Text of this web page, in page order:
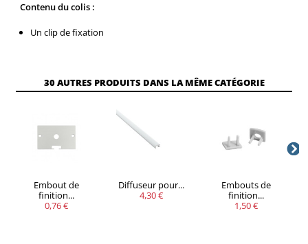
Contenu du colis :
Un clip de fixation
QUANTITÉ REMISE
ÉCONOMISEZ
30 AUTRES PRODUITS DANS LA MÊME CATÉGORIE
Embout de
finition...
0,76 €
Diffuseur pour...
4,30 €
Embouts de
finition...
1,50 €